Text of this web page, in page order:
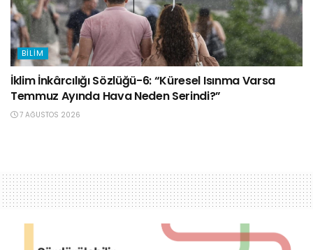
BILIM
İklim İnkârcılığı Sözlüğü-6: “Küresel Isınma Varsa
Temmuz Ayında Hava Neden Serindi?”
7 AĞUSTOS 2026